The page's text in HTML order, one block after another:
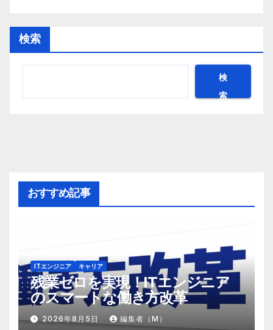
検索
検
索
おすすめ記事
ITエンジニア キャリア
残業ゼロを実現！ITエンジニア
のスマートな働き方改革
2026年8月5日 編集者（M）